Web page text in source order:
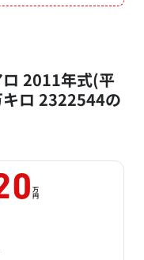
2011年式(平
ロ 2322544の
万
円